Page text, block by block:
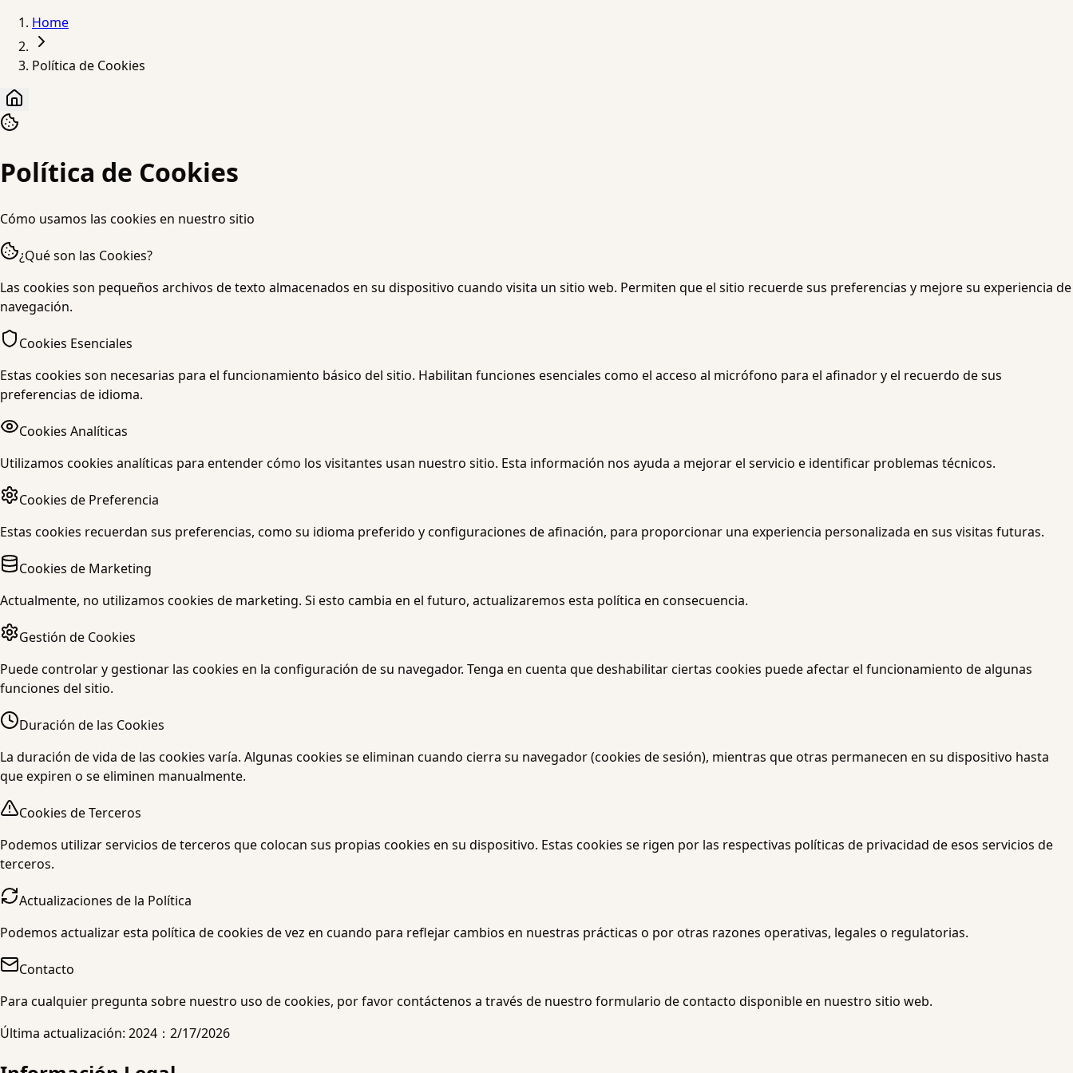
Home
Política de Cookies
Política de Cookies
Cómo usamos las cookies en nuestro sitio
¿Qué son las Cookies?
Las cookies son pequeños archivos de texto almacenados en su dispositivo cuando visita un sitio web. Permiten que el sitio recuerde sus preferencias y mejore su experiencia de
navegación.
Cookies Esenciales
Estas cookies son necesarias para el funcionamiento básico del sitio. Habilitan funciones esenciales como el acceso al micrófono para el afinador y el recuerdo de sus
preferencias de idioma.
Cookies Analíticas
Utilizamos cookies analíticas para entender cómo los visitantes usan nuestro sitio. Esta información nos ayuda a mejorar el servicio e identificar problemas técnicos.
Cookies de Preferencia
Estas cookies recuerdan sus preferencias, como su idioma preferido y configuraciones de afinación, para proporcionar una experiencia personalizada en sus visitas futuras.
Cookies de Marketing
Actualmente, no utilizamos cookies de marketing. Si esto cambia en el futuro, actualizaremos esta política en consecuencia.
Gestión de Cookies
Puede controlar y gestionar las cookies en la configuración de su navegador. Tenga en cuenta que deshabilitar ciertas cookies puede afectar el funcionamiento de algunas
funciones del sitio.
Duración de las Cookies
La duración de vida de las cookies varía. Algunas cookies se eliminan cuando cierra su navegador (cookies de sesión), mientras que otras permanecen en su dispositivo hasta
que expiren o se eliminen manualmente.
Cookies de Terceros
Podemos utilizar servicios de terceros que colocan sus propias cookies en su dispositivo. Estas cookies se rigen por las respectivas políticas de privacidad de esos servicios de
terceros.
Actualizaciones de la Política
Podemos actualizar esta política de cookies de vez en cuando para reflejar cambios en nuestras prácticas o por otras razones operativas, legales o regulatorias.
Contacto
Para cualquier pregunta sobre nuestro uso de cookies, por favor contáctenos a través de nuestro formulario de contacto disponible en nuestro sitio web.
Última actualización: 2024 ： 2/17/2026